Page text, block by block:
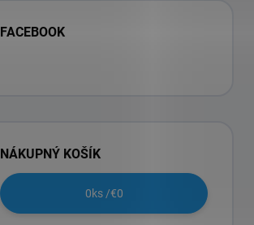
FACEBOOK
NÁKUPNÝ KOŠÍK
0ks /€0